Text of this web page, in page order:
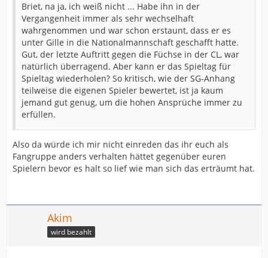
Briet, na ja, ich weiß nicht ... Habe ihn in der
Vergangenheit immer als sehr wechselhaft
wahrgenommen und war schon erstaunt, dass er es
unter Gille in die Nationalmannschaft geschafft hatte.
Gut, der letzte Auftritt gegen die Füchse in der CL, war
natürlich überragend. Aber kann er das Spieltag für
Spieltag wiederholen? So kritisch, wie der SG-Anhang
teilweise die eigenen Spieler bewertet, ist ja kaum
jemand gut genug, um die hohen Ansprüche immer zu
erfüllen.
Also da würde ich mir nicht einreden das ihr euch als
Fangruppe anders verhalten hättet gegenüber euren
Spielern bevor es halt so lief wie man sich das erträumt hat.
Akim
wird bezahlt